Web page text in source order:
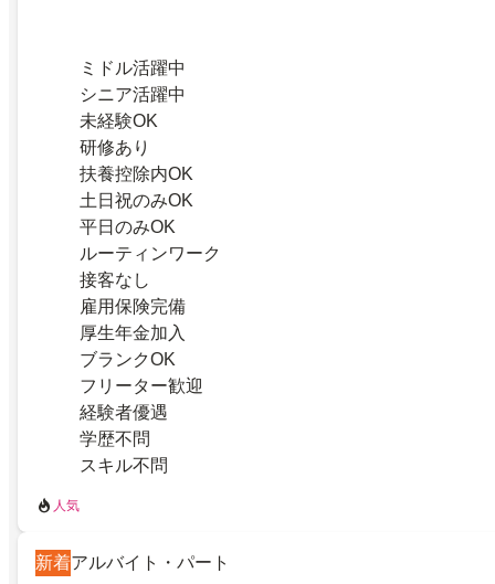
ミドル活躍中
シニア活躍中
未経験OK
研修あり
扶養控除内OK
土日祝のみOK
平日のみOK
ルーティンワーク
接客なし
雇用保険完備
厚生年金加入
ブランクOK
フリーター歓迎
経験者優遇
学歴不問
スキル不問
人気
新着アルバイト・パート